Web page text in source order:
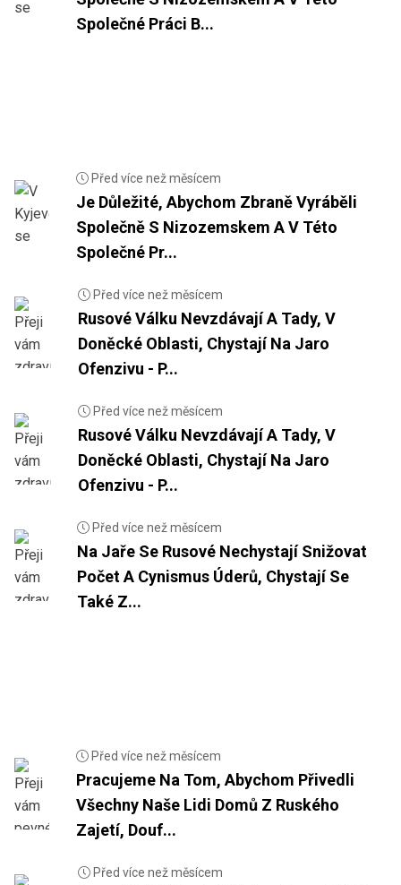
Společné Práci B...
Před více než měsícem
Je Důležité, Abychom Zbraně Vyráběli
Společně S Nizozemskem A V Této
Společné Pr...
Před více než měsícem
Rusové Válku Nevzdávají A Tady, V
Doněcké Oblasti, Chystají Na Jaro
Ofenzivu - P...
Před více než měsícem
Rusové Válku Nevzdávají A Tady, V
Doněcké Oblasti, Chystají Na Jaro
Ofenzivu - P...
Před více než měsícem
Na Jaře Se Rusové Nechystají Snižovat
Počet A Cynismus Úderů, Chystají Se
Také Z...
Před více než měsícem
Pracujeme Na Tom, Abychom Přivedli
Všechny Naše Lidi Domů Z Ruského
Zajetí, Douf...
Před více než měsícem